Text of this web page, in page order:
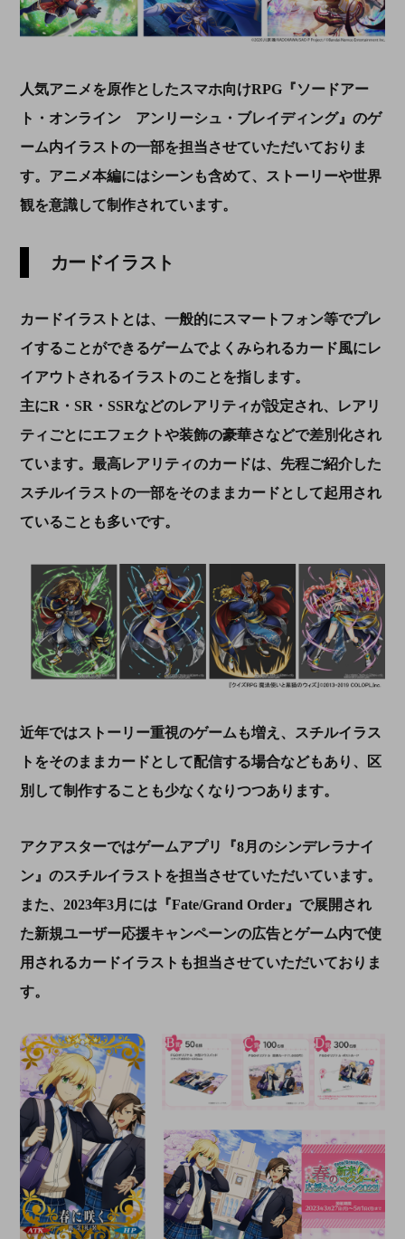
人気アニメを原作としたスマホ向けRPG『ソードアー
ト・オンライン アンリーシュ・ブレイディング』のゲ
ーム内イラストの一部を担当させていただいておりま
す。アニメ本編にはシーンも含めて、ストーリーや世界
観を意識して制作されています。
カードイラスト
カードイラストとは、 一般的にスマートフォン等でプレ
イすることができるゲームでよくみられるカード風にレ
イアウトされるイラストのことを指します。
主にR・SR・SSRなどのレアリティが設定され、レアリ
ティごとにエフェクトや装飾の豪華さなどで差別化され
ています。最高レアリティのカードは、 先程ご紹介した
スチルイラストの一部をそのままカードとして起用され
ていること も多いです。
近年ではストーリー重視のゲームも増え、スチルイラス
トをそのままカードとして配信する場合などもあり、区
別して制作することも少なくなりつつあります。
アクアスターではゲームアプリ『8月のシンデレラナイ
ン』のスチルイラストを担当させていただいています。
また、2023年3月には『Fate/Grand Order』で展開され
た新規ユーザー応援キャンペーンの広告とゲーム内で使
用されるカードイラストも担当させていただいておりま
す。